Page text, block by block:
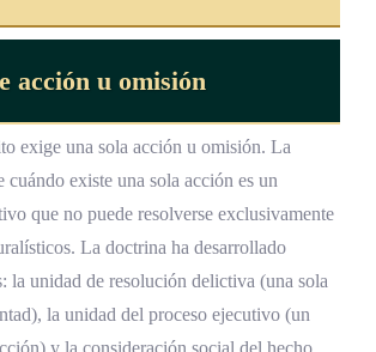
acción u omisión
exige una sola acción u omisión. La
cuándo existe una sola acción es un
que no puede resolverse exclusivamente
La doctrina ha desarrollado
la unidad de resolución delictiva (una sola
la unidad del proceso ejecutivo (un